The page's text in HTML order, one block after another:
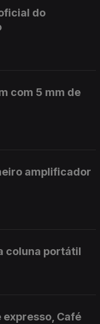
do
com 5 mm de
amplificador
coluna portátil
Café